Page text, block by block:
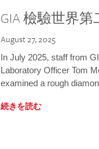
GIA 檢驗世界
August 27, 2025
In July 2025, staff from
Laboratory Officer Tom
examined a rough
続きを読む